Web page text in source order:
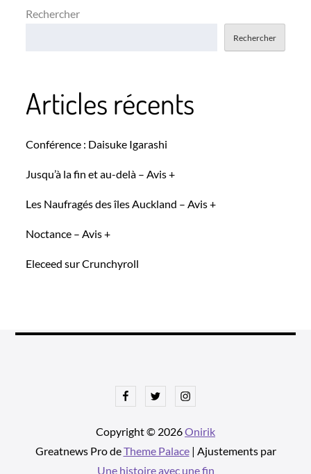
Rechercher
Rechercher
Articles récents
Conférence : Daisuke Igarashi
Jusqu’à la fin et au-delà – Avis +
Les Naufragés des îles Auckland – Avis +
Noctance – Avis +
Eleceed sur Crunchyroll
FacebookTwitterInstagram
Copyright © 2026Onirik
Greatnews Pro deTheme Palace| Ajustements par
Une histoire avec une fin